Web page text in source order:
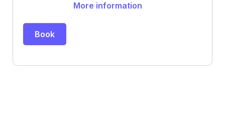
More information
Book